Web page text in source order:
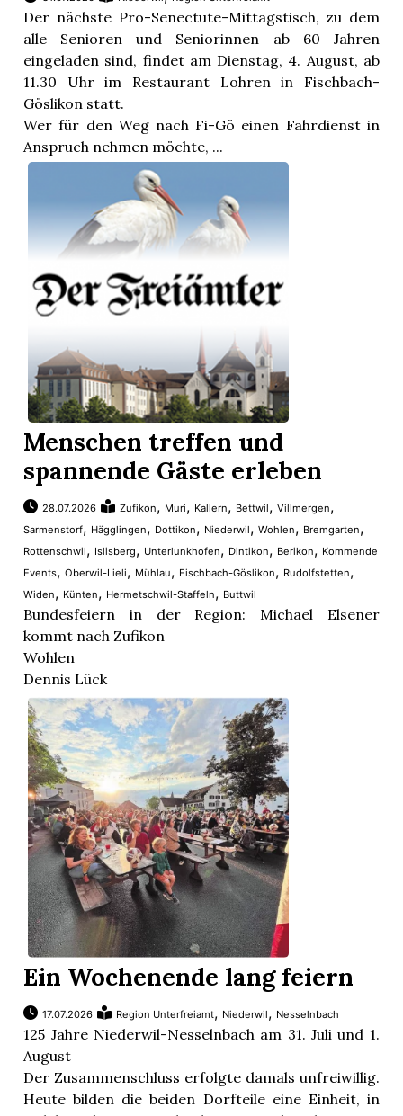
Der nächste Pro-Senectute-Mittagstisch, zu dem
alle Senioren und Seniorinnen ab 60 Jahren
eingeladen sind, findet am Dienstag, 4. August, ab
11.30 Uhr im Restaurant Lohren in Fischbach-
Göslikon statt.
Wer für den Weg nach Fi-Gö einen Fahrdienst in
Anspruch nehmen möchte, ...
Menschen treffen und
spannende Gäste erleben
28.07.2026 Zufikon, Muri, Kallern, Bettwil,Villmergen,
Sarmenstorf, Hägglingen, Dottikon, Niederwil,Wohlen, Bremgarten,
Rottenschwil, Islisberg, Unterlunkhofen, Dintikon, Berikon, Kommende
Events,Oberwil-Lieli, Mühlau, Fischbach-Göslikon, Rudolfstetten,
Widen, Künten, Hermetschwil-Staffeln, Buttwil
Bundesfeiern in der Region: Michael Elsener
kommt nach Zufikon
Wohlen
Dennis Lück
Ab 18 Uhr öffnet der Turnverein die Festwirtschaft
auf dem Sternenplatz. Kommunikations-/
Kreativexperte Dennis Lück hält die Ansprache. Die
Gemeinde offeriert einen kleinen Imbiss. Die
Steelband ...
Ein Wochenende lang feiern
17.07.2026 Region Unterfreiamt, Niederwil, Nesselnbach
125 Jahre Niederwil-Nesselnbach am 31. Juli und 1.
August
Der Zusammenschluss erfolgte damals unfreiwillig.
Heute bilden die beiden Dorfteile eine Einheit, in